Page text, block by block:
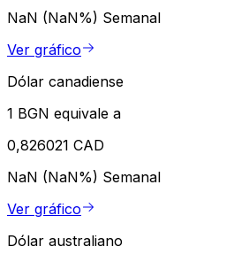
NaN (NaN%) Semanal
Ver gráfico
Dólar canadiense
1 BGN equivale a
0,826021 CAD
NaN (NaN%) Semanal
Ver gráfico
Dólar australiano